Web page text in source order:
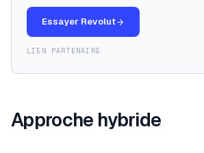
Essayer Revolut
LIEN PARTENAIRE
Approche hybride